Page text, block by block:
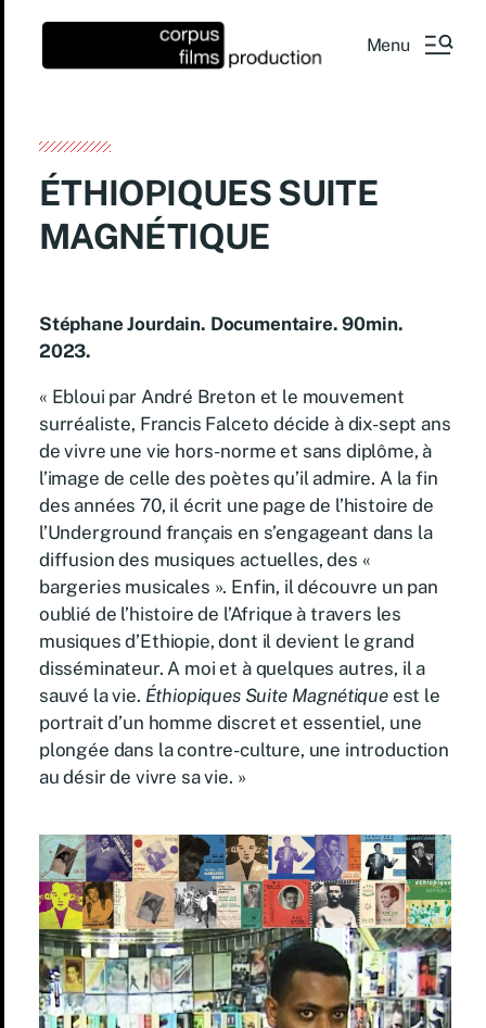
Menu
ÉTHIOPIQUES SUITE
MAGNÉTIQUE
Stéphane Jourdain. Documentaire. 90min.
2023.
« Ebloui par André Breton et le mouvement
surréaliste, Francis Falceto décide à dix-sept ans
de vivre une vie hors-norme et sans diplôme, à
l’image de celle des poètes qu’il admire. A la fin
des années 70, il écrit une page de l’histoire de
l’Underground français en s’engageant dans la
diffusion des musiques actuelles, des «
bargeries musicales ». Enfin, il découvre un pan
oublié de l’histoire de l’Afrique à travers les
musiques d’Ethiopie, dont il devient le grand
disséminateur. A moi et à quelques autres, il a
sauvé la vie. Éthiopiques Suite Magnétique est le
portrait d’un homme discret et essentiel, une
plongée dans la contre-culture, une introduction
au désir de vivre sa vie. »